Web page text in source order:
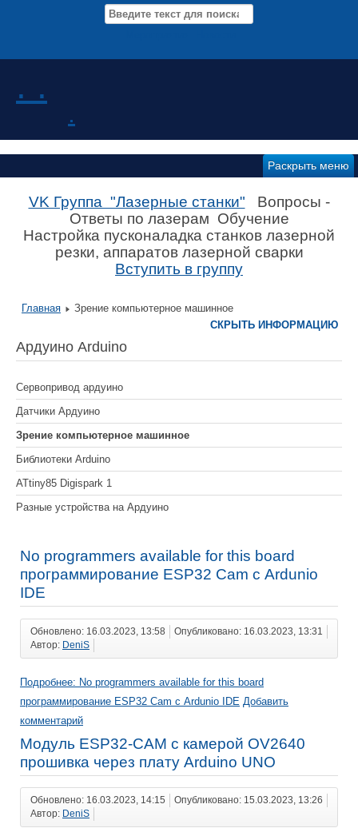
. .
.
Раскрыть меню
VK Группа "Лазерные станки" Вопросы -
Ответы по лазерам Обучение
Настройка пусконаладка станков лазерной
резки, аппаратов лазерной сварки
Вступить в группу
Главная Зрение компьютерное машинное
Ардуино Arduino
Сервопривод ардуино
Датчики Ардуино
Зрение компьютерное машинное
Библиотеки Arduino
ATtiny85 Digispark 1
Разные устройства на Ардуино
No programmers available for this board
программирование ESP32 Cam с Ardunio
IDE
Обновлено: 16.03.2023, 13:58
Опубликовано: 16.03.2023, 13:31
Автор: DeniS
Подробнее: No programmers available for this board
программирование ESP32 Cam с Ardunio IDE Добавить
комментарий
Модуль ESP32-CAM с камерой OV2640
прошивка через плату Arduino UNO
Обновлено: 16.03.2023, 14:15
Опубликовано: 15.03.2023, 13:26
Автор: DeniS
СКРЫТЬ ИНФОРМАЦИЮ